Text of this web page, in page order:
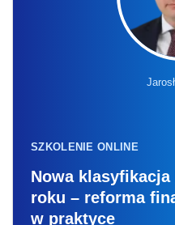
SZKOLENIE ONLINE
Nowa klasyfikacja
roku – reforma
w praktyce